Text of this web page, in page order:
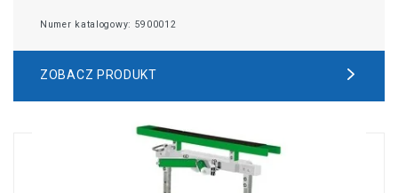
Numer katalogowy: 5900012
ZOBACZ PRODUKT